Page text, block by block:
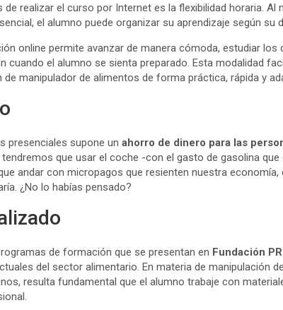
de realizar el curso por Internet es la flexibilidad horaria. Al
el alumno puede organizar su aprendizaje según su
online permite avanzar de manera cómoda, estudiar
cuando el alumno se sienta preparado. Esta modalidad
manipulador de alimentos de forma práctica, rápida y
presenciales supone un ahorro de dinero para las
que usar el coche -con el gasto de gasolina
andar con micropagos que resienten nuestra economía,
¿No lo habías pensado?
de formación que se presentan en Fundación
del sector alimentario. En materia de manipulación
resulta fundamental que el alumno trabaje con